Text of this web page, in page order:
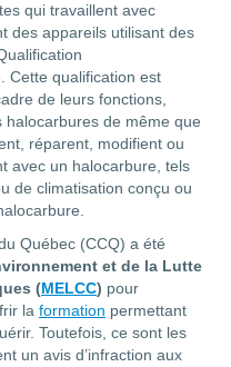
qui travaillent avec
des appareils utilisant des
Cette qualification est
de leurs fonctions,
de même que
réparent, modifient ou
avec un halocarbure, tels
de climatisation conçu ou
Québec (CCQ) a été
et de la Lutte
(MELCC) pour
la formation permettant
Toutefois, ce sont les
un avis d’infraction aux